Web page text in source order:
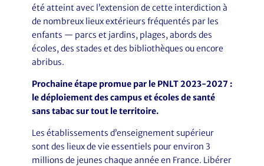
été atteint avec l’extension de cette interdiction à
de nombreux lieux extérieurs fréquentés par les
enfants — parcs et jardins, plages, abords des
écoles, des stades et des bibliothèques ou encore
abribus.
Prochaine étape promue par le PNLT 2023-2027 :
le déploiement des campus et écoles de santé
sans tabac sur tout le territoire.
Les établissements d’enseignement supérieur
sont des lieux de vie essentiels pour environ 3
millions de jeunes chaque année en France. Libérer